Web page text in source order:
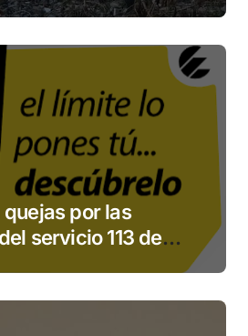
por las
servicio 113 de